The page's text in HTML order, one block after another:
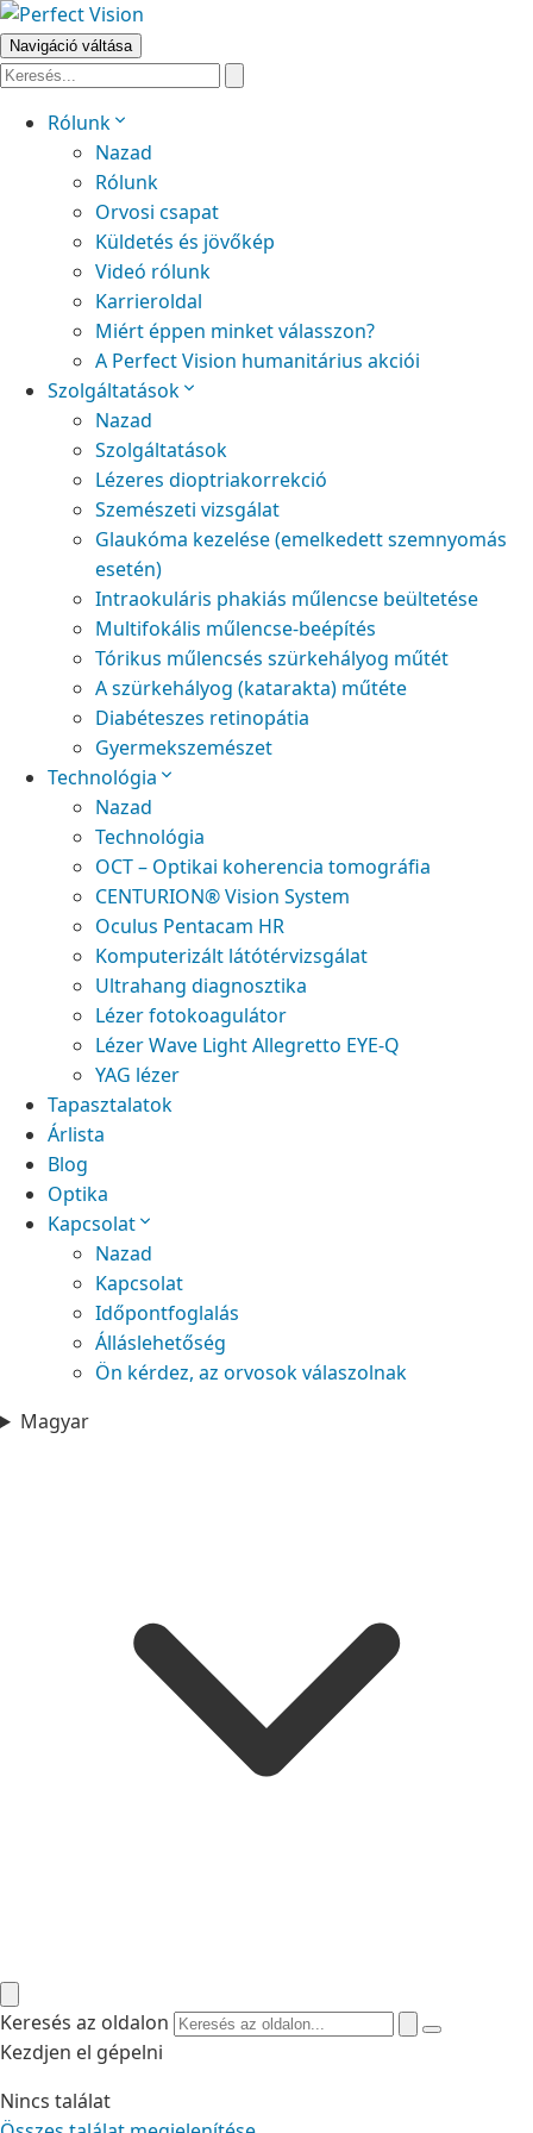
Navigáció váltása
Rólunk
Nazad
Rólunk
Orvosi csapat
Küldetés és jövőkép
Videó rólunk
Karrieroldal
Miért éppen minket válasszon?
A Perfect Vision humanitárius akciói
Szolgáltatások
Nazad
Szolgáltatások
Lézeres dioptriakorrekció
Szemészeti vizsgálat
Glaukóma kezelése (emelkedett szemnyomás
esetén)
Intraokuláris phakiás műlencse beültetése
Multifokális műlencse-beépítés
Tórikus műlencsés szürkehályog műtét
A szürkehályog (katarakta) műtéte
Diabéteszes retinopátia
Gyermekszemészet
Technológia
Nazad
Technológia
OCT – Optikai koherencia tomográfia
CENTURION® Vision System
Oculus Pentacam HR
Komputerizált látótérvizsgálat
Ultrahang diagnosztika
Lézer fotokoagulátor
Lézer Wave Light Allegretto EYE-Q
YAG lézer
Tapasztalatok
Árlista
Blog
Optika
Kapcsolat
Nazad
Kapcsolat
Időpontfoglalás
Álláslehetőség
Ön kérdez, az orvosok válaszolnak
Magyar
Keresés az oldalon
Kezdjen el gépelni
Nincs találat